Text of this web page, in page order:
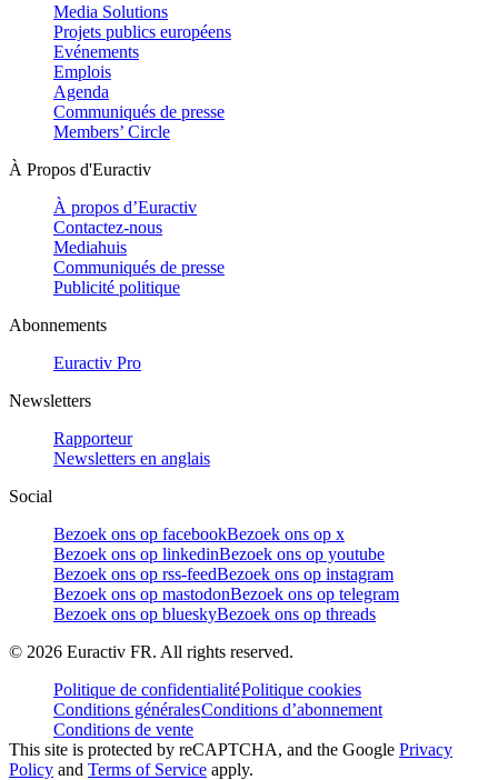
Media Solutions
Projets publics européens
Evénements
Emplois
Agenda
Communiqués de presse
Members’ Circle
À Propos d'Euractiv
À propos d’Euractiv
Contactez-nous
Mediahuis
Communiqués de presse
Publicité politique
Abonnements
Euractiv Pro
Newsletters
Rapporteur
Newsletters en anglais
Social
Bezoek ons op facebookBezoek ons op x
Bezoek ons op linkedinBezoek ons op youtube
Bezoek ons op rss-feedBezoek ons op instagram
Bezoek ons op mastodonBezoek ons op telegram
Bezoek ons op blueskyBezoek ons op threads
© 2026 Euractiv FR. All rights reserved.
Politique de confidentialitéPolitique cookies
Conditions généralesConditions d’abonnement
Conditions de vente
This site is protected by reCAPTCHA, and the Google Privacy
Policy and Terms of Service apply.